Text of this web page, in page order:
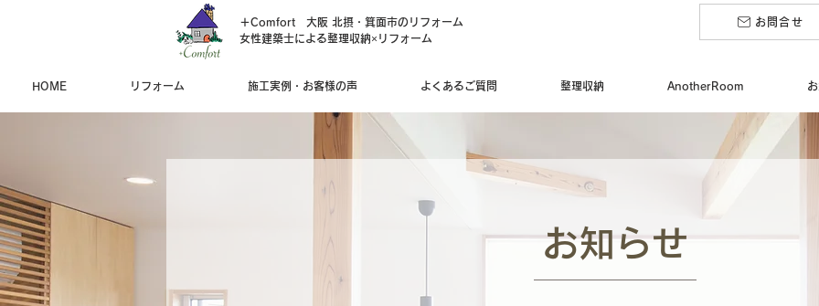
＋Comfort 大阪 北摂・箕面市のリフォーム
女性建築士による整理収納×リフォーム
お問合せ
HOME リフォーム 施工実例・お客様の声 よくあるご質問 整理収納 AnotherRoom
お知らせ